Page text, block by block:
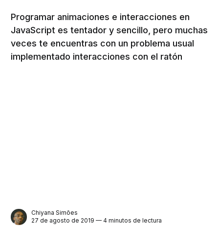
Programar animaciones e interacciones en
JavaScript es tentador y sencillo, pero muchas
veces te encuentras con un problema usual
implementado interacciones con el ratón
Chiyana Simões
27 de agosto de 2019 — 4 minutos de lectura